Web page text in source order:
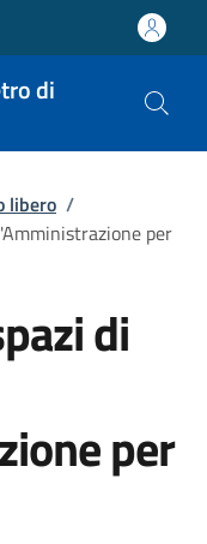
di
libero /
per
di
per